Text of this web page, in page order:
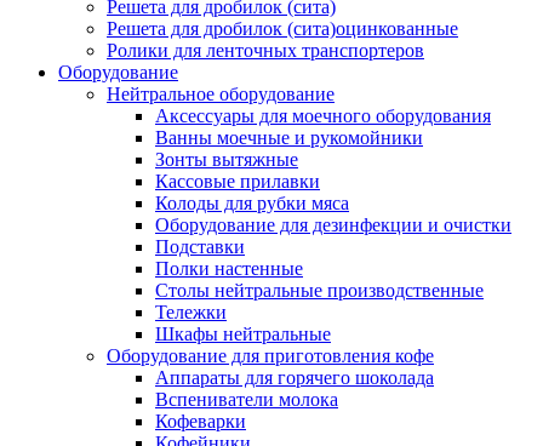
Решета для дробилок (сита)
Решета для дробилок (сита)оцинкованные
Ролики для ленточных транспортеров
Оборудование
Нейтральное оборудование
Аксессуары для моечного оборудования
Ванны моечные и рукомойники
Зонты вытяжные
Кассовые прилавки
Колоды для рубки мяса
Оборудование для дезинфекции и очистки
Подставки
Полки настенные
Столы нейтральные производственные
Тележки
Шкафы нейтральные
Оборудование для приготовления кофе
Аппараты для горячего шоколада
Вспениватели молока
Кофеварки